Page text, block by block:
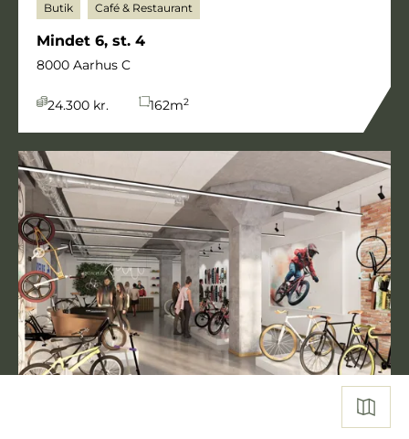
Butik Café & Restaurant
Mindet 6, st. 4
8000 Aarhus C
24.300 kr. 162m2